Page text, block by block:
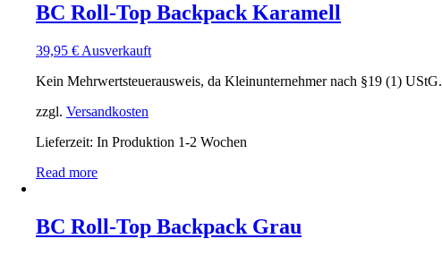
BC Roll-Top Backpack Karamell
39,95 € Ausverkauft
Kein Mehrwertsteuerausweis, da Kleinunternehmer nach §19 (1) UStG.
zzgl. Versandkosten
Lieferzeit: In Produktion 1-2 Wochen
Read more
BC Roll-Top Backpack Grau